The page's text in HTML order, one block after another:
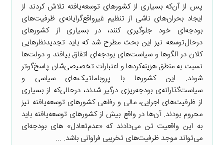
پس از آن‌که بسیاری از کشورهای توسعه‌یافته تلاش کردند از
ایجاد بحران‌های ناشی از تنظیم غیرواقع‌گرایانه‌ی ظرفیت‌های
بودجه‌ای خود جلوگیری کنند، در بسیاری از کشورهای
درحال‌توسعه نیز این بحث مطرح شد که باید تجدیدنظرهایی
کلان در الگوها و سیاست‌های بودجه‌ای اتفاق بیافتد و دولت‌ها
نسبت به منطق هزینه‌کردها و اعتبارات تخصیصی‌شان پاسخ‌گوتر
شوند. این کشورها با پروبلماتیک‌های سیاسی و
سیاست‌گذارانه‌ی بودجه‌ریزی درگیر شدند، درحالی‌که از بسیاری
از ظرفیت‌های اجرایی، مالی و رفاهی کشورهای توسعه‌یافته نیز
محروم بودند. آن‌ها در واقع بیش از کشورهای توسعه‌یافته باید
به این واقعیت تن می‌دادند که «عدم‌تعادل» های بودجه‌ای
می‌تواند موجد ظرفیت‌های تخریبی فراوانی باشد. ...